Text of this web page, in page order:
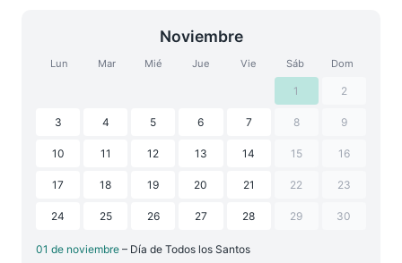
Noviembre
Lun Mar Mié Jue Vie Sáb Dom
1 2
3 4 5 6 7 8 9
10 11 12 13 14 15 16
17 18 19 20 21 22 23
24 25 26 27 28 29 30
01 de noviembre – Día de Todos los Santos